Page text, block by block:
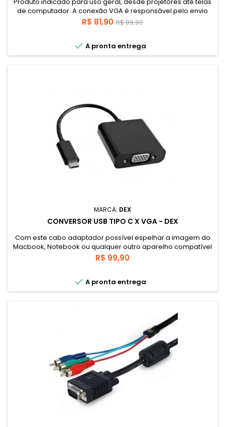
de computador. A conexão VGA é responsável pelo envio
das imagens provenientes de um computador ou emissor e
permite montar grandes espetáculos, uma vez ligados a
Preço
R$ 81,90 Preço
R$ 89,90
 A pronta entrega
MARCA: DEX
CONVERSOR USB TIPO C X VGA - DEX
Com este cabo adaptador possível espelhar a imagem do
Macbook, Notebook ou qualquer outro aparelho compatível
com a tecnologia USB-C em Monitores que possuam a
conexão VGA DB-15. Transmite conteúdos de forma prática e
qualidade.
Preço
R$ 99,90
 A pronta entrega